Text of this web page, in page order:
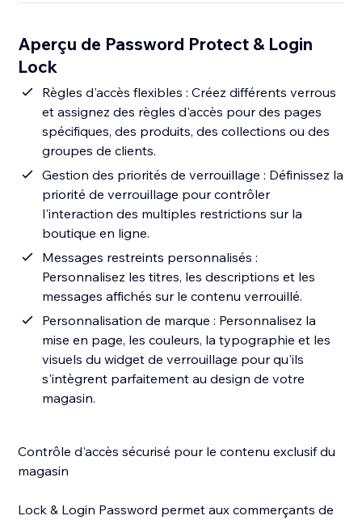
Aperçu de Password Protect & Login
Lock
Règles d'accès flexibles : Créez différents verrous
et assignez des règles d'accès pour des pages
spécifiques, des produits, des collections ou des
groupes de clients.
Gestion des priorités de verrouillage : Définissez la
priorité de verrouillage pour contrôler
l'interaction des multiples restrictions sur la
boutique en ligne.
Messages restreints personnalisés :
Personnalisez les titres, les descriptions et les
messages affichés sur le contenu verrouillé.
Personnalisation de marque : Personnalisez la
mise en page, les couleurs, la typographie et les
visuels du widget de verrouillage pour qu'ils
s'intègrent parfaitement au design de votre
magasin.
Contrôle d'accès sécurisé pour le contenu exclusif du
magasin
Lock & Login Password permet aux commerçants de